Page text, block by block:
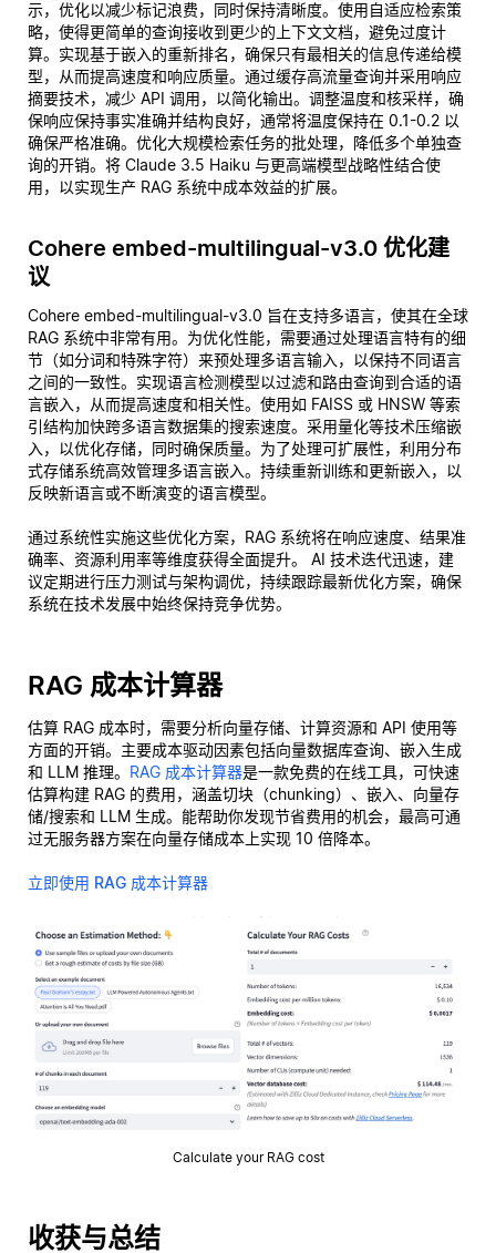
示，优化以减少标记浪费，同时保持清晰度。使用自适应检索策
略，使得更简单的查询接收到更少的上下文文档，避免过度计
算。实现基于嵌入的重新排名，确保只有最相关的信息传递给模
型，从而提高速度和响应质量。通过缓存高流量查询并采用响应
摘要技术，减少 API 调用，以简化输出。调整温度和核采样，确
保响应保持事实准确并结构良好，通常将温度保持在 0.1-0.2 以
确保严格准确。优化大规模检索任务的批处理，降低多个单独查
询的开销。将 Claude 3.5 Haiku 与更高端模型战略性结合使
用，以实现生产 RAG 系统中成本效益的扩展。
Cohere embed-multilingual-v3.0 优化建
议
Cohere embed-multilingual-v3.0 旨在支持多语言，使其在全球
RAG 系统中非常有用。为优化性能，需要通过处理语言特有的细
节（如分词和特殊字符）来预处理多语言输入，以保持不同语言
之间的一致性。实现语言检测模型以过滤和路由查询到合适的语
言嵌入，从而提高速度和相关性。使用如 FAISS 或 HNSW 等索
引结构加快跨多语言数据集的搜索速度。采用量化等技术压缩嵌
入，以优化存储，同时确保质量。为了处理可扩展性，利用分布
式存储系统高效管理多语言嵌入。持续重新训练和更新嵌入，以
反映新语言或不断演变的语言模型。
通过系统性实施这些优化方案，RAG 系统将在响应速度、结果准
确率、资源利用率等维度获得全面提升。 AI 技术迭代迅速，建
议定期进行压力测试与架构调优，持续跟踪最新优化方案，确保
系统在技术发展中始终保持竞争优势。
RAG 成本计算器
估算 RAG 成本时，需要分析向量存储、计算资源和 API 使用等
方面的开销。主要成本驱动因素包括向量数据库查询、嵌入生成
和 LLM 推理。 RAG 成本计算器是一款免费的在线工具，可快速
估算构建 RAG 的费用，涵盖切块（chunking）、嵌入、向量存
储/搜索和 LLM 生成。能帮助你发现节省费用的机会，最高可通
过无服务器方案在向量存储成本上实现 10 倍降本。
立即使用 RAG 成本计算器
Calculate your RAG cost
收获与总结